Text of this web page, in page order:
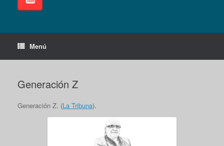
Menú
Generación Z
Generación Z. (La Tribuna).